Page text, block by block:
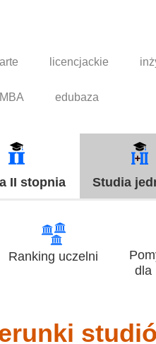
licencjackie
MBA edubaza
II stopnia Studia
Ranking uczelni
dla